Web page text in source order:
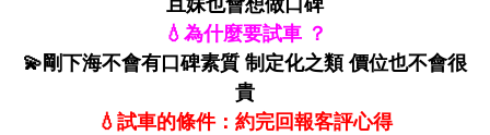
且妹也會想做口碑
💧為什麼要試車 ？
💫剛下海不會有口碑素質 制定化之類 價位也不會很
貴
💧試車的條件：約完回報客評心得